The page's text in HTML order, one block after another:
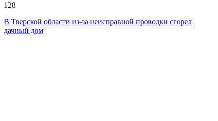
128
В Тверской области из-за неисправной проводки сгорел
дачный дом